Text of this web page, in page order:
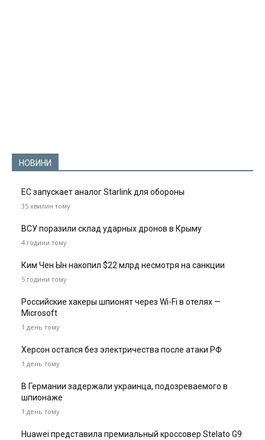
НОВИНИ
ЕС запускает аналог Starlink для обороны
35 хвилин тому
ВСУ поразили склад ударных дронов в Крыму
4 години тому
Ким Чен Ын накопил $22 млрд несмотря на санкции
5 години тому
Российские хакеры шпионят через Wi-Fi в отелях —
Microsoft
1 день тому
Херсон остался без электричества после атаки РФ
1 день тому
В Германии задержали украинца, подозреваемого в
шпионаже
1 день тому
Huawei представила премиальный кроссовер Stelato G9